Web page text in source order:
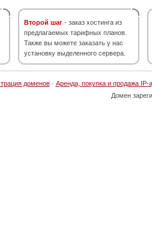
Второй шаг - заказ хостинга из
предлагаемых тарифных планов.
Также вы можете заказать у нас
установку выделенного сервера.
доменов· Аренда, покупка и продажа IP-
Домен